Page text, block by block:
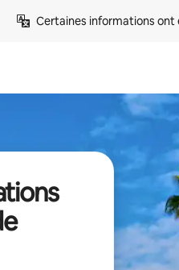
Certaines informations